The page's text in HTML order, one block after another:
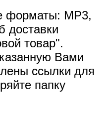
форматы: MP3,
доставки
товар".
Вами
ссылки для
папку